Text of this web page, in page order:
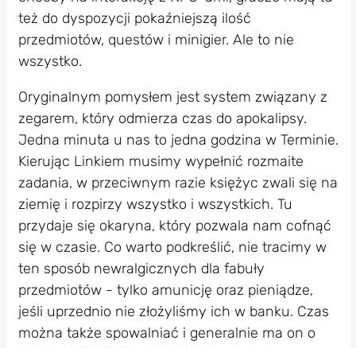
też do dyspozycji pokaźniejszą ilość
przedmiotów, questów i minigier. Ale to nie
wszystko.
Oryginalnym pomysłem jest system związany z
zegarem, który odmierza czas do apokalipsy.
Jedna minuta u nas to jedna godzina w Terminie.
Kierując Linkiem musimy wypełnić rozmaite
zadania, w przeciwnym razie księżyc zwali się na
ziemię i rozpirzy wszystko i wszystkich. Tu
przydaje się okaryna, który pozwala nam cofnąć
się w czasie. Co warto podkreślić, nie tracimy w
ten sposób newralgicznych dla fabuły
przedmiotów - tylko amunicję oraz pieniądze,
jeśli uprzednio nie złożyliśmy ich w banku. Czas
można także spowalniać i generalnie ma on o